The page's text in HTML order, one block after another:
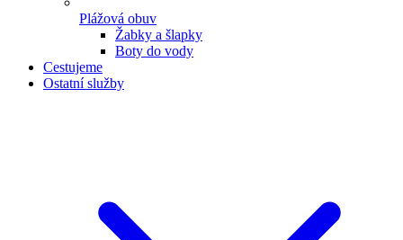
Plážová obuv
Žabky a šlapky
Boty do vody
Cestujeme
Ostatní služby